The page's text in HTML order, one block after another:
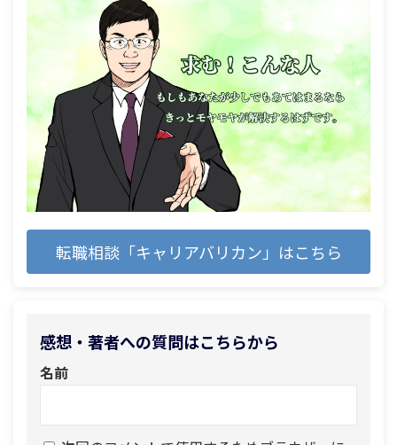
転職相談「キャリアバリカン」はこちら
感想・著者への質問はこちらから
名前